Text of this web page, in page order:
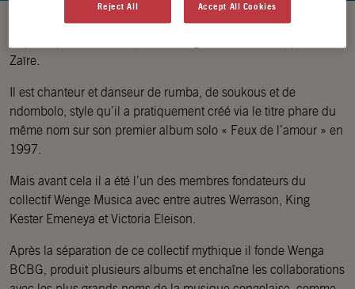
Jb Mpiana est né le 2 juin 1967 à Kananga (Kasaï central) en
Zaïre.
Il est chanteur et danseur de rumba, de soukous et de
ndombolo, style qu’il a pratiquement créé via le titre phare du
même nom sur son premier album solo « Feux de l’amour » en
1997.
Mais avant cela il a été l’un des membres fondateurs du
collectif Wenge Musica avec entre autres Werrason, King
Kester Emeneya et Victoria Eleison.
Après la séparation de ce collectif mythique il fonde Wenga
BCBG, produit plusieurs albums et enchaîne les collaborations
Reject All Accept All Cookies